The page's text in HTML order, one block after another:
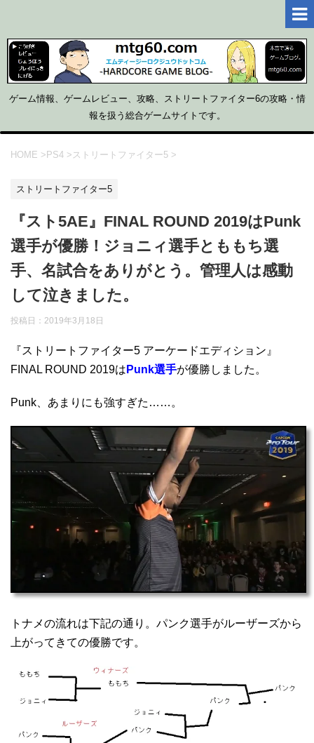
ゲーム情報、ゲームレビュー、攻略、ストリートファイター6の攻略・情
報を扱う総合ゲームサイトです。
HOME >PS4 > ストリートファイター5 >
ストリートファイター5
『スト5AE』FINAL ROUND 2019はPunk
選手が優勝！ジョニィ選手とももち選
手、名試合をありがとう。管理人は感動
して泣きました。
投稿日： 2019年3月18日
『ストリートファイター5 アーケードエディション』
FINAL ROUND 2019は Punk選手が優勝しました。
Punk、あまりにも強すぎた……。
トナメの流れは下記の通り。パンク選手がルーザーズから
上がってきての優勝です。